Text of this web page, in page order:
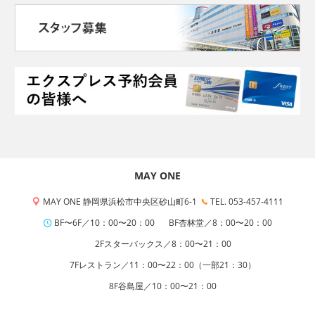
MAY ONE
MAY ONE 静岡県浜松市中央区砂山町6-1
TEL. 053-457-4111
BF〜6F／10：00〜20：00
BF杏林堂／8：00〜20：00
2Fスターバックス／8：00〜21：00
7Fレストラン／11：00〜22：00（一部21：30）
8F谷島屋／10：00〜21：00